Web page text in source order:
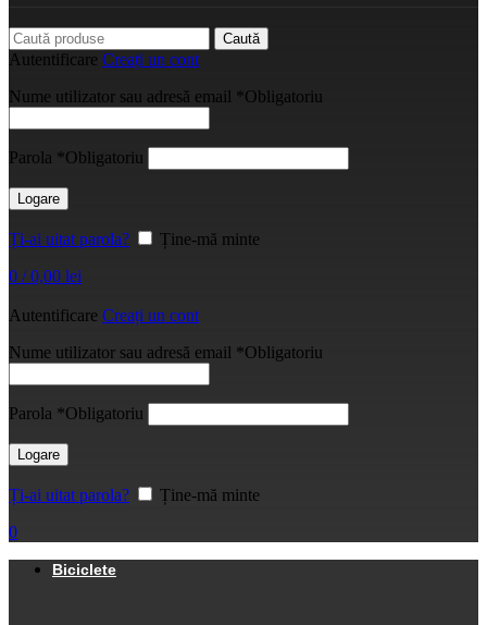
Caută
Autentificare Creați un cont
Nume utilizator sau adresă email *Obligatoriu
Parola *Obligatoriu
Logare
Ți-ai uitat parola?
Ține-mă minte
0 / 0,00 lei
Autentificare Creați un cont
Nume utilizator sau adresă email *Obligatoriu
Parola *Obligatoriu
Logare
Ți-ai uitat parola?
Ține-mă minte
0
Biciclete